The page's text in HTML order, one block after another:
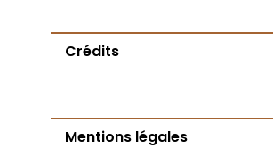
Crédits
Mentions légales